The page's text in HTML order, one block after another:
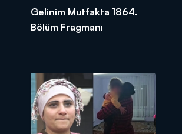
Gelinim Mutfakta 1864.
Bölüm Fragmanı